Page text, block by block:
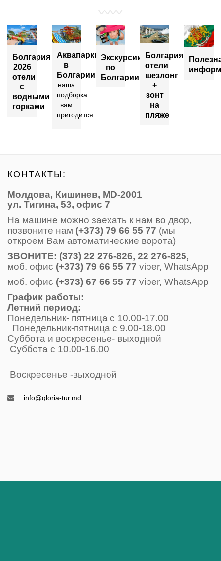
Болгария
2026
отели
с
водными
горками
Аквапарки
в
Болгарии
наша
подборка
вам
пригодится
Экскурсии
по
Болгарии
Болгария
отели
шезлонг
+
зонт
на
пляже
КОНТАКТЫ:
Молдова, Кишинев, MD-2001
ул. Тигина, 53, офис 7
На машине можно заехать к нам во двор,
позвоните нам (+373) 79 66 55 77 (мы
откроем Вам автоматические ворота)
ЗВОНИТE: (373) 22 276-826, 22 276-825,
моб. офис (+373) 79 66 55 77 viber, WhatsApp
моб. офис (+373) 67 66 55 77 viber, WhatsApp
График работы:
Летний период:
Понедельник- пятница с 10.00-17.00
Понедельник-пятница с 9.00-18.00
Суббота и воскресенье- выходной
Суббота с 10.00-16.00
Воскресенье -выходной
info@gloria-tur.md